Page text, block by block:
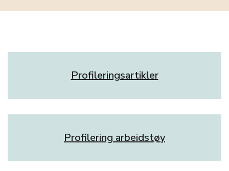
Profileringsartikler
Profilering arbeidstøy